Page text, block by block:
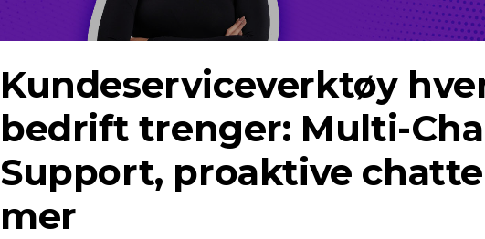
Kundeserviceverktøy
bedrift trenger: Multi-
Support, proaktive
mer